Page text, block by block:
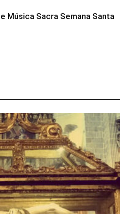
Música Sacra Semana Santa